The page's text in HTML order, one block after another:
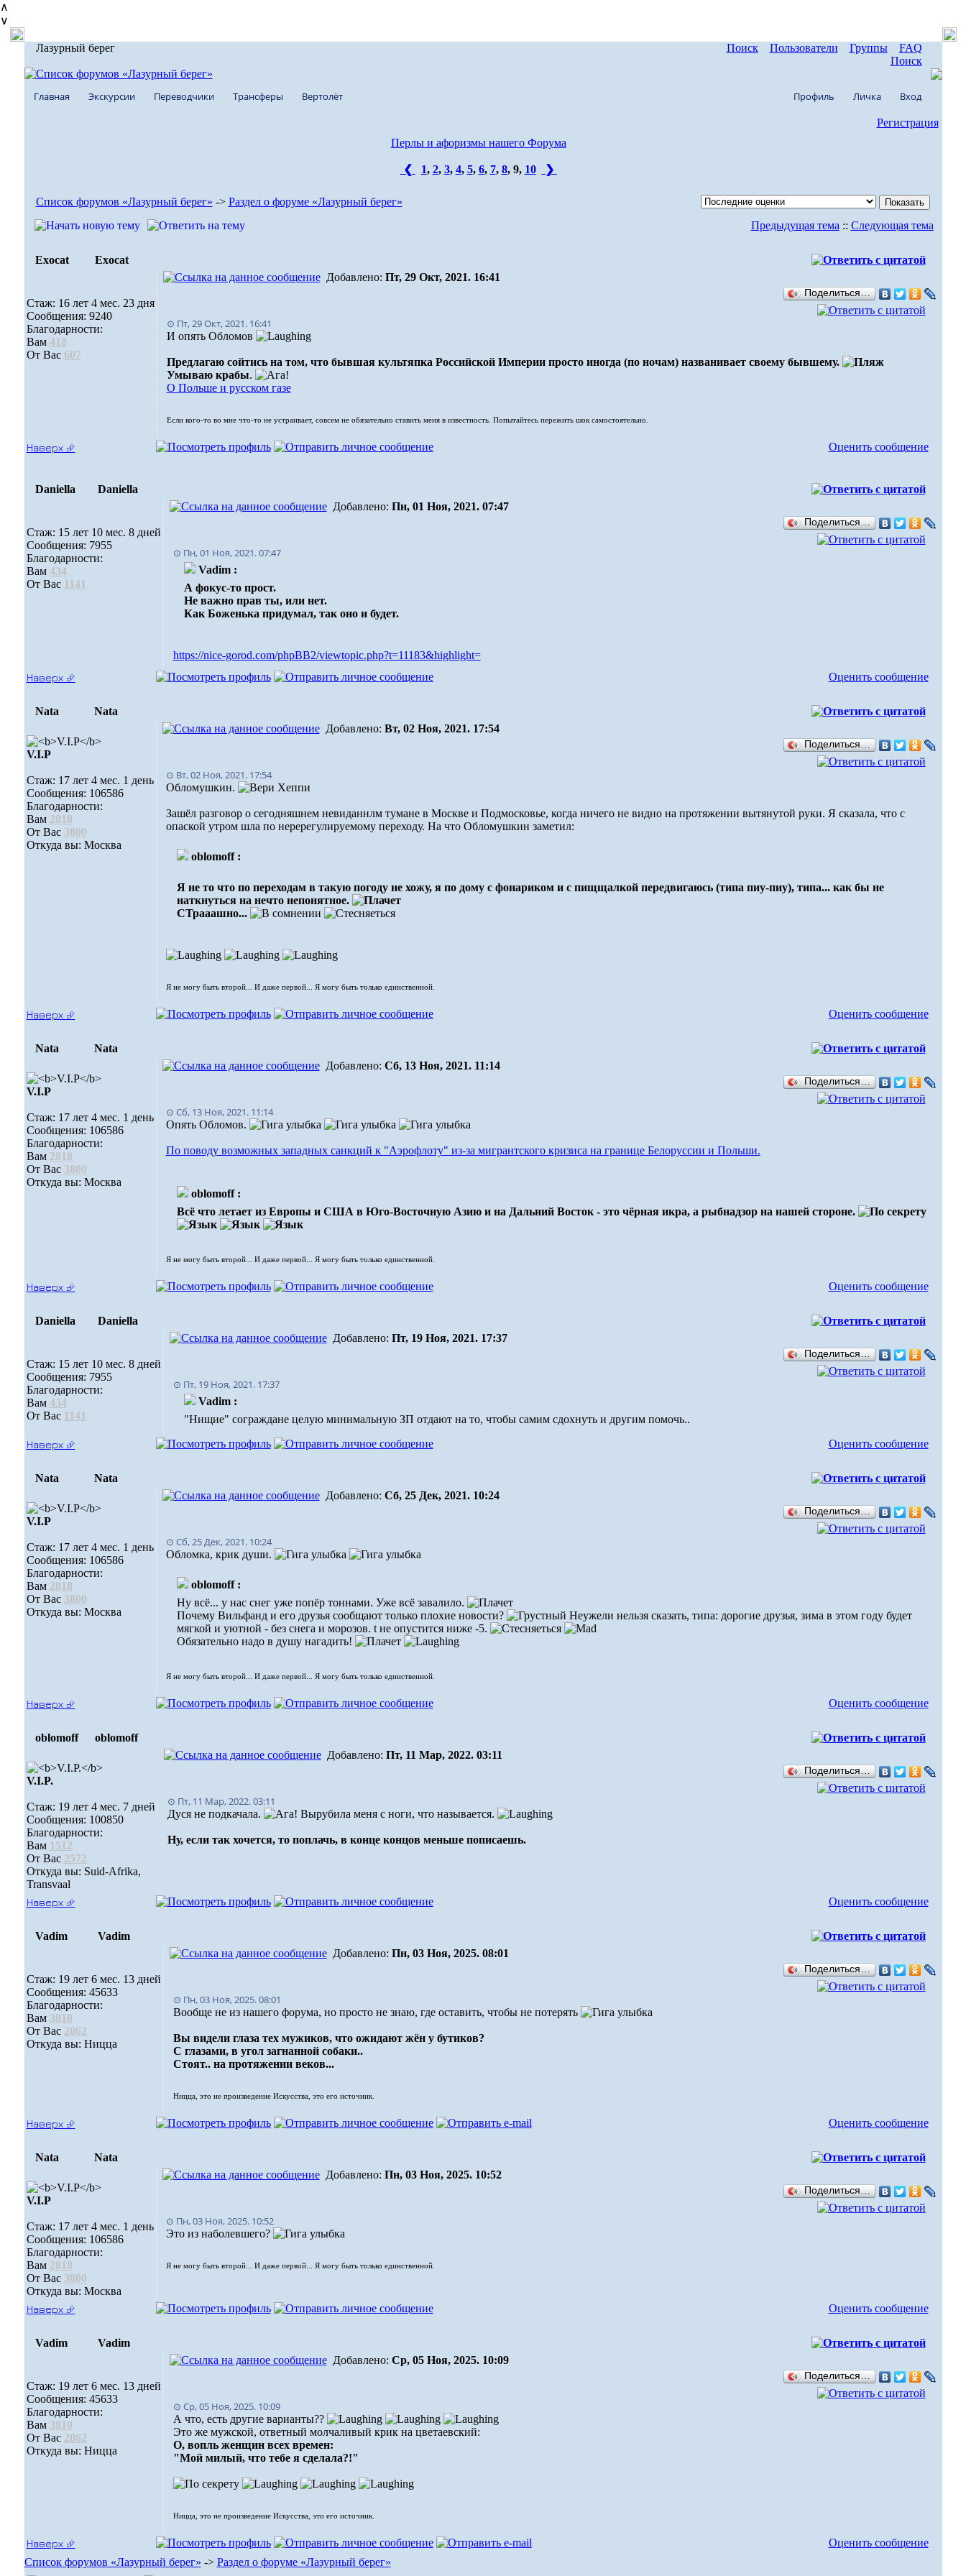
∧
∨
Лазурный берег Поиск Пользователи Группы
FAQ
Поиск
Главная Экскурсии Переводчики Трансферы Вертолёт Профиль Личка Вход
Регистрация
Перлы и афоризмы нашего Форума
❮ 1, 2, 3, 4, 5, 6, 7, 8, 9, 10 ❯
Список форумов «Лазурный берег» -> Раздел о форуме «Лазурный берег»
Предыдущая тема :: Следующая тема
Exocat Exocat
Стаж: 16 лет 4 мес. 23 дня
Сообщения: 9240
Благодарности:
Вам 418
От Вас 607
Добавлено: Пт, 29 Окт, 2021. 16:41
Поделиться…
⊙ Пт, 29 Окт, 2021. 16:41
И опять Обломов
Предлагаю сойтись на том, что бывшая культяпка Российской Империи просто иногда (по ночам) названивает своему бывшему.
Умываю крабы.
О Польше и русском газе
Если кого-то во мне что-то не устраивает, совсем не обязательно ставить меня в известность. Попытайтесь пережить шок самостоятельно.
Наверх ⮵ Оценить сообщение
Daniella Daniella
Стаж: 15 лет 10 мес. 8 дней
Сообщения: 7955
Благодарности:
Вам 434
От Вас 1141
Добавлено: Пн, 01 Ноя, 2021. 07:47
Поделиться…
⊙ Пн, 01 Ноя, 2021. 07:47
Vadim :
А фокус-то прост.
Не важно прав ты, или нет.
Как Боженька придумал, так оно и будет.
https://nice-gorod.com/phpBB2/viewtopic.php?t=11183&highlight=
Наверх ⮵
Оценить сообщение
Nata Nata
V.I.Р
Стаж: 17 лет 4 мес. 1 день
Сообщения: 106586
Благодарности:
Вам 2818
От Вас 3800
Откуда вы: Москва
Добавлено: Вт, 02 Ноя, 2021. 17:54
Поделиться…
⊙ Вт, 02 Ноя, 2021. 17:54
Обломушкин.
Зашёл разговор о сегодняшнем невиданнлм тумане в Москве и Подмосковье, когда ничего не видно на протяжении вытянутой руки. Я сказала, что с
опаской утром шла по неререгулируемому переходу. На что Обломушкин заметил:
oblomoff :
Я не то что по переходам в такую погоду не хожу, я по дому с фонариком и с пищщалкой передвигаюсь (типа пиу-пиу), типа... как бы не
наткнуться на нечто непонятное.
СТрааашно...
Я не могу быть второй... И даже первой... Я могу быть только единственной.
Наверх ⮵ Оценить сообщение
Nata Nata
V.I.Р
Стаж: 17 лет 4 мес. 1 день
Сообщения: 106586
Благодарности:
Вам 2818
От Вас 3800
Откуда вы: Москва
Добавлено: Сб, 13 Ноя, 2021. 11:14
Поделиться…
⊙ Сб, 13 Ноя, 2021. 11:14
Опять Обломов.
По поводу возможных западных санкций к "Аэрофлоту" из-за мигрантского кризиса на границе Белоруссии и Польши.
oblomoff :
Всё что летает из Европы и США в Юго-Восточную Азию и на Дальний Восток - это чёрная икра, а рыбнадзор на нашей стороне.
Я не могу быть второй... И даже первой... Я могу быть только единственной.
Наверх ⮵ Оценить сообщение
Daniella Daniella
Стаж: 15 лет 10 мес. 8 дней
Сообщения: 7955
Благодарности:
Вам 434
От Вас 1141
Добавлено: Пт, 19 Ноя, 2021. 17:37
Поделиться…
⊙ Пт, 19 Ноя, 2021. 17:37
Vadim :
"Нищие" сограждане целую минимальную ЗП отдают на то, чтобы самим сдохнуть и другим помочь..
Наверх ⮵ Оценить сообщение
Nata Nata
V.I.Р
Стаж: 17 лет 4 мес. 1 день
Сообщения: 106586
Благодарности:
Вам 2818
От Вас 3800
Откуда вы: Москва
Добавлено: Сб, 25 Дек, 2021. 10:24
Поделиться…
⊙ Сб, 25 Дек, 2021. 10:24
Обломка, крик души.
oblomoff :
Ну всё... у нас снег уже попёр тоннами. Уже всё завалило.
Почему Вильфанд и его друзья сообщают только плохие новости?
Неужели нельзя сказать, типа: дорогие друзья, зима в этом году будет
мягкой и уютной - без снега и морозов. t не опустится ниже -5.
Обязательно надо в душу нагадить!
Я не могу быть второй... И даже первой... Я могу быть только единственной.
Наверх ⮵ Оценить сообщение
oblomoff oblomoff
V.I.P.
Стаж: 19 лет 4 мес. 7 дней
Сообщения: 100850
Благодарности:
Вам 1512
От Вас 2572
Откуда вы: Suid-Afrika,
Transvaal
Добавлено: Пт, 11 Мар, 2022. 03:11
Поделиться…
⊙ Пт, 11 Мар, 2022. 03:11
Дуся не подкачала. Вырубила меня с ноги, что называется.
Ну, если так хочется, то поплачь, в конце концов меньше пописаешь.
Наверх ⮵ Оценить сообщение
Vadim Vadim
Стаж: 19 лет 6 мес. 13 дней
Сообщения: 45633
Благодарности:
Вам 3810
От Вас 2062
Откуда вы: Ницца
Добавлено: Пн, 03 Ноя, 2025. 08:01
Поделиться…
⊙ Пн, 03 Ноя, 2025. 08:01
Вообще не из нашего форума, но просто не знаю, где оставить, чтобы не потерять
Вы видели глаза тех мужиков, что ожидают жён у бутиков?
С глазами, в угол загнанной собаки..
Стоят.. на протяжении веков...
Ницца, это не произведение Искусства, это его источник.
Наверх ⮵ Оценить сообщение
Nata Nata
V.I.Р
Стаж: 17 лет 4 мес. 1 день
Сообщения: 106586
Благодарности:
Вам 2818
От Вас 3800
Откуда вы: Москва
Добавлено: Пн, 03 Ноя, 2025. 10:52
Поделиться…
⊙ Пн, 03 Ноя, 2025. 10:52
Это из наболевшего?
Я не могу быть второй... И даже первой... Я могу быть только единственной.
Наверх ⮵ Оценить сообщение
Vadim Vadim
Стаж: 19 лет 6 мес. 13 дней
Сообщения: 45633
Благодарности:
Вам 3810
От Вас 2062
Откуда вы: Ницца
Добавлено: Ср, 05 Ноя, 2025. 10:09
Поделиться…
⊙ Ср, 05 Ноя, 2025. 10:09
А что, есть другие варианты??
Это же мужской, ответный молчаливый крик на цветаевский:
О, вопль женщин всех времен:
"Мой милый, что тебе я сделала?!"
Ницца, это не произведение Искусства, это его источник.
Наверх ⮵
Оценить сообщение
Список форумов «Лазурный берег» -> Раздел о форуме «Лазурный берег»